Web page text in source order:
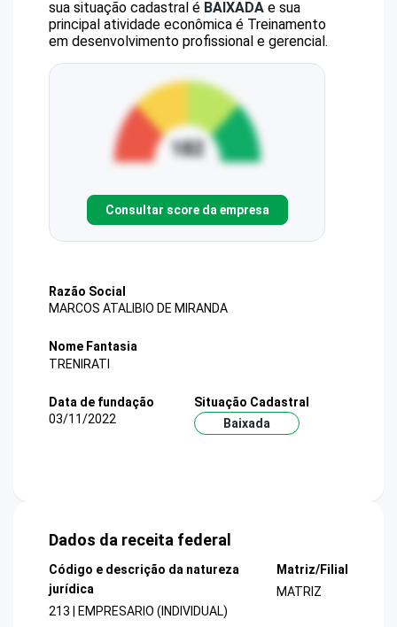
sua situação cadastral é BAIXADA e sua
principal atividade econômica é Treinamento
em desenvolvimento profissional e gerencial.
Consultar score da empresa
Razão Social
MARCOS ATALIBIO DE MIRANDA
Nome Fantasia
TRENIRATI
Data de fundação
03/11/2022
Situação Cadastral
Baixada
Dados da receita federal
Código e descrição da natureza
jurídica
213 | EMPRESARIO (INDIVIDUAL)
Matriz/Filial
MATRIZ